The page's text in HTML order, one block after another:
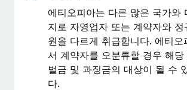
에티오피아는 다른 많은 국가와
지로 자영업자 또는 계약자와 정
원을 다르게 취급합니다. 에티오
서 계약자를 오분류할 경우 해당
벌금 및 과징금의 대상이 될 수
다.